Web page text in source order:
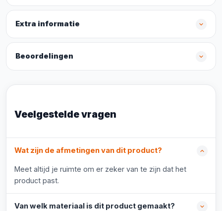
Extra informatie
Beoordelingen
Veelgestelde vragen
Wat zijn de afmetingen van dit product?
Meet altijd je ruimte om er zeker van te zijn dat het
product past.
Van welk materiaal is dit product gemaakt?